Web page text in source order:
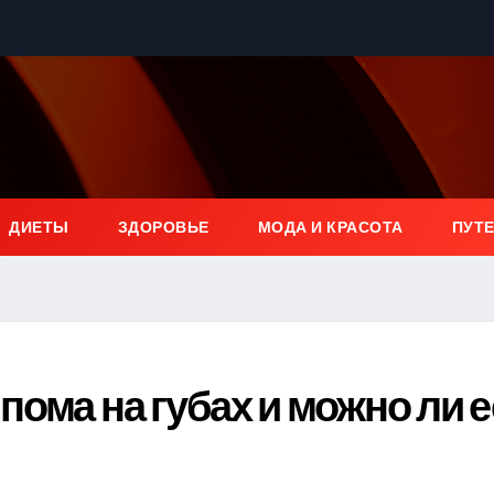
ДИЕТЫ ЗДОРОВЬЕ МОДА И КРАСОТА
на губах и можно ли